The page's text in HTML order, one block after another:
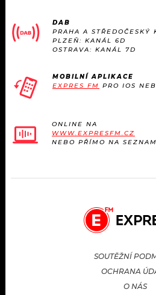
DAB
PRAHA A STŘEDOČESKÝ
PLZEŇ: KANÁL 6D
OSTRAVA: KANÁL 7D
MOBILNÍ APLIKACE
EXPRES FM PRO IOS
ONLINE NA
WWW.EXPRESFM.CZ
NEBO PŘÍMO NA
SOUTĚŽNÍ
OCHRANA
O NÁS